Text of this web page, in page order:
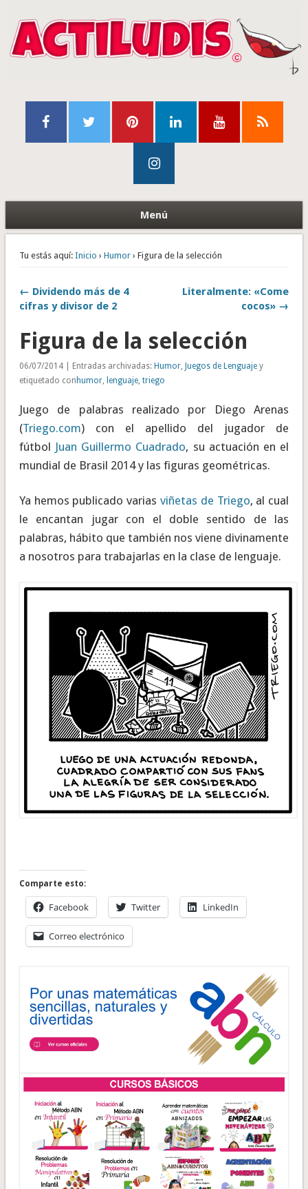
Menú
Tu estás aquí: Inicio › Humor› Figura de la selección
← Dividendo más de 4
cifras y divisor de 2
Literalmente: «Come
cocos» →
Figura de la selección
06/07/2014 | Entradas archivadas: Humor, Juegos de Lenguajey
etiquetado con humor, lenguaje, triego
Juego de palabras realizado por Diego Arenas
(Triego.com) con el apellido del jugador de
fútbol Juan Guillermo Cuadrado, su actuación en el
mundial de Brasil 2014 y las figuras geométricas.
Ya hemos publicado varias viñetas de Triego, al cual
le encantan jugar con el doble sentido de las
palabras, hábito que también nos viene divinamente
a nosotros para trabajarlas en la clase de lenguaje.
Comparte esto:
Facebook Twitter LinkedIn
Correo electrónico